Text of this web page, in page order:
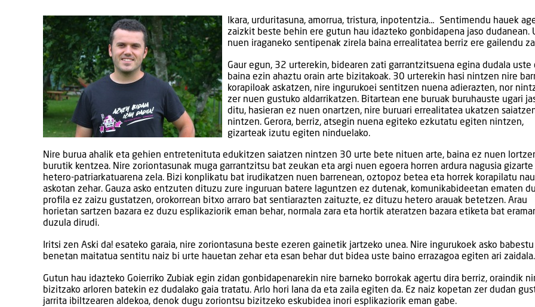
Ikara, urduritasuna, amorrua, tristura, inpotentzia… Sentimendu hauek
zaizkit beste behin ere gutun hau idazteko gonbidapena jaso dudanean.
nuen iraganeko sentipenak zirela baina errealitatea berriz ere gailendu
Gaur egun, 32 urterekin, bidearen zati garrantzitsuena egina dudala uste
baina ezin ahaztu orain arte bizitakoak. 30 urterekin hasi nintzen nire
korapiloak askatzen, nire ingurukoei sentitzen nuena adierazten, nor
zer nuen gustuko aldarrikatzen. Bitartean ene buruak buruhauste ugari
ditu, hasieran ez nuen onartzen, nire buruari errealitatea ukatzen
nintzen. Gerora, berriz, atsegin nuena egiteko ezkutatu egiten nintzen,
gizarteak izutu egiten ninduelako.
Nire burua ahalik eta gehien entretenituta edukitzen saiatzen nintzen 30 urte bete nituen arte, baina ez nuen
burutik kentzea. Nire zoriontasunak muga garran­tzitsu bat zeukan eta argi nuen egoera horren ardura nagusia gizarte
hetero-patriarkatuarena zela. Bizi konplikatu bat irudikatzen nuen barrenean, oztopoz betea eta horrek korapilatu
askotan zehar. Gauza asko entzuten dituzu zure inguruan batere laguntzen ez dutenak, komunikabideetan ematen
profila ez zaizu gustatzen, orokorrean bitxo arraro bat sentiarazten zaituzte, ez dituzu hetero arauak betetzen. Arau
horietan sartzen bazara ez duzu esplikaziorik eman behar, normala zara eta hortik ateratzen bazara etiketa bat
duzula dirudi.
Iritsi zen Aski da! esateko garaia, nire zoriontasuna beste ezeren gainetik jartzeko unea. Nire ingurukoek asko
benetan maitatua sentitu naiz bi urte hauetan zehar eta esan behar dut bidea uste baino errazagoa egiten ari zaidala.
Gutun hau idazteko Goierriko Zubiak egin zidan gonbidapenarekin nire barneko borrokak agertu dira berriz, oraindik
bizitzako arloren batekin ez dudalako gaia tratatu. Arlo hori lana da eta zaila egiten da. Ez naiz kopetan zer dudan
jarrita ibiltzearen aldekoa, denok dugu zoriontsu bizitzeko eskubidea inori esplikaziorik eman gabe.